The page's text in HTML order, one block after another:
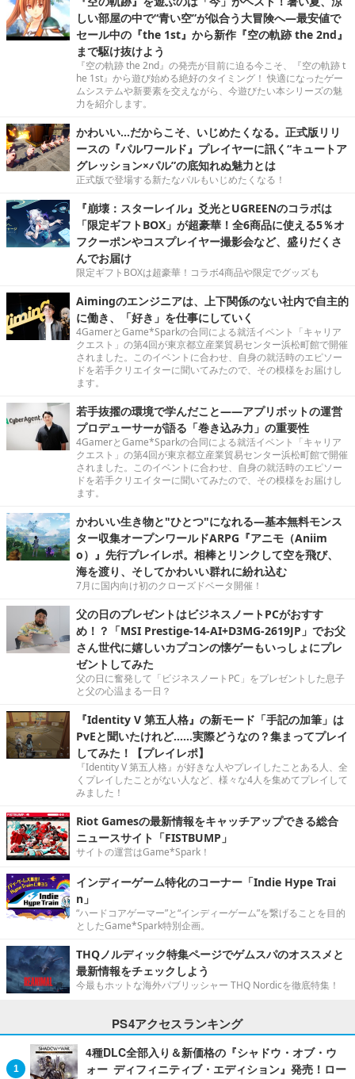
しい部屋の中で“青い空”が似合う大冒険へ―最安値で
セール中の『the 1st』から新作『空の軌跡 the 2nd』
まで駆け抜けよう
『空の軌跡 the 2nd』の発売が目前に迫る今こそ、『空の軌跡 t
he 1st』から遊び始める絶好のタイミング！ 快適になったゲー
ムシステムや新要素を交えながら、今遊びたい本シリーズの魅
力を紹介します。
かわいい…だからこそ、いじめたくなる。正式版リリ
ースの『パルワールド』プレイヤーに訊く“キュートア
グレッション×パル”の底知れぬ魅力とは
正式版で登場する新たなパルもいじめたくなる！
『崩壊：スターレイル』爻光とUGREENのコラボは
「限定ギフトBOX」が超豪華！全6商品に使える5％オ
フクーポンやコスプレイヤー撮影会など、盛りだくさ
んでお届け
限定ギフトBOXは超豪華！コラボ4商品や限定でグッズも
Aimingのエンジニアは、上下関係のない社内で自主的
に働き、「好き」を仕事にしていく
4GamerとGame*Sparkの合同による就活イベント「キャリア
クエスト」の第4回が東京都立産業貿易センター浜松町館で開催
されました。このイベントに合わせ、自身の就活時のエピソー
ドを若手クリエイターに聞いてみたので、その模様をお届けし
ます。
若手抜擢の環境で学んだこと――アプリボットの運営
プロデューサーが語る「巻き込み力」の重要性
4GamerとGame*Sparkの合同による就活イベント「キャリア
クエスト」の第4回が東京都立産業貿易センター浜松町館で開催
されました。このイベントに合わせ、自身の就活時のエピソー
ドを若手クリエイターに聞いてみたので、その模様をお届けし
ます。
かわいい生き物と"ひとつ"になれる―基本無料モンス
ター収集オープンワールドARPG『アニモ（Aniim
o）』先行プレイレポ。相棒とリンクして空を飛び、
海を渡り、そしてかわいい群れに紛れ込む
7月に国内向け初のクローズドベータ開催！
父の日のプレゼントはビジネスノートPCがおすす
め！？「MSI Prestige-14-AI+D3MG-2619JP」でお父
さん世代に嬉しいカプコンの懐ゲーもいっしょにプレ
ゼントしてみた
父の日に奮発して「ビジネスノートPC」をプレゼントした息子
と父の心温まる一日？
『Identity V 第五人格』の新モード「手記の加筆」は
PvEと聞いたけれど……実際どうなの？集まってプレイ
してみた！【プレイレポ】
『Identity V 第五人格』が好きな人やプレイしたことある人、全
くプレイしたことがない人など、様々な4人を集めてプレイして
みました！
Riot Gamesの最新情報をキャッチアップできる総合
ニュースサイト「FISTBUMP」
サイトの運営はGame*Spark！
インディーゲーム特化のコーナー「Indie Hype Trai
n」
“ハードコアゲーマー”と“インディーゲーム”を繋げることを目的
としたGame*Spark特別企画。
THQノルディック特集ページでゲムスパのオススメと
最新情報をチェックしよう
今最もホットな海外パブリッシャー THQ Nordicを徹底特集！
PS4アクセスランキング
4種DLC全部入り＆新価格の『シャドウ・オブ・ウ
ォー ディフィニティブ・エディション』発売！ロー